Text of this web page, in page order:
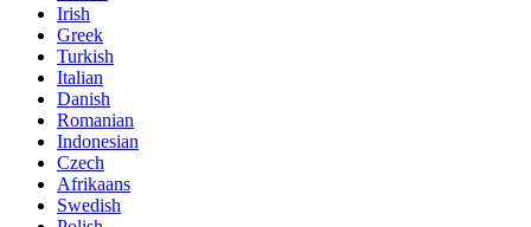
Irish
Greek
Turkish
Italian
Danish
Romanian
Indonesian
Czech
Afrikaans
Swedish